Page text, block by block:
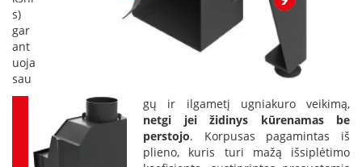
i
n
i
ų
a
p
d
s)
gar
ant
uoja
sau
gų ir ilgametį ugniakuro veikimą,
netgi jei židinys kūrenamas be
perstojo. Korpusas pagamintas iš
plieno, kuris turi mažą išsiplėtimo